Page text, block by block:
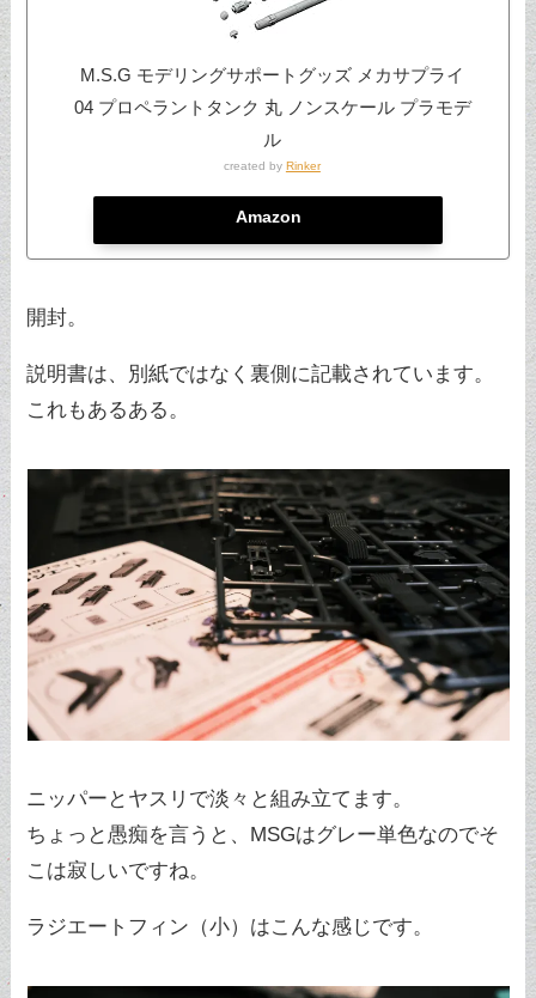
M.S.G モデリングサポートグッズ メカサプライ
04 プロペラントタンク 丸 ノンスケール プラモデ
ル
created by Rinker
Amazon
開封。
説明書は、別紙ではなく裏側に記載されています。
これもあるある。
ニッパーとヤスリで淡々と組み立てます。
ちょっと愚痴を言うと、MSGはグレー単色なのでそ
こは寂しいですね。
ラジエートフィン（小）はこんな感じです。